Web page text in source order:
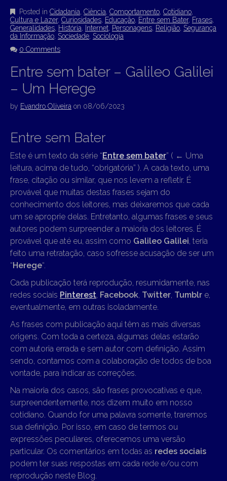
Posted in Cidadania Ciência Comportamento Cotidiano
Cultura e Lazer, Curiosidades Educação Entre sem Bater, Frases
Generalidades História Internet Personagens Religião Segurança
da Informação Sociedade Sociologia
0 Comments
Entre sem bater – Galileo Galilei
– Um Herege
by Evandro Oliveira on 08/06/2023
Entre sem Bater
Este é um texto da série “Entre sem bater” ( ← Uma
leitura, acima de tudo, “obrigatória” ). A cada texto, uma
frase, citação ou similar, que nos levem a refletir. É
provável que muitas destas frases sejam do
conhecimento dos leitores, mas deixaremos que cada
um se aproprie delas. Entretanto, algumas frases e seus
autores podem surpreender a maioria dos leitores. É
provável que até eu, assim como Galileo Galilei , teria
feito uma retratação, caso sofresse acusação de ser um
“Herege“.
Cada publicação terá reprodução, resumidamente, nas
redes sociais Pinterest Facebook Twitter Tumblr e,
eventualmente, em outras isoladamente.
As frases com publicação aqui têm as mais diversas
origens. Com toda a certeza, algumas delas estarão
com autoria errada e sem autor com definição. Assim
sendo, contamos com a colaboração de todos de boa
vontade, para indicar as correções.
Na maioria dos casos, são frases provocativas e que,
surpreendentemente, nos dizem muito em nosso
cotidiano. Quando for uma palavra somente, traremos
sua definição. Por isso, em caso de termos ou
expressões peculiares, oferecemos uma versão
particular. Os comentários em todas as redes sociais
podem ter suas respostas em cada rede e/ou com
reprodução neste Blog.